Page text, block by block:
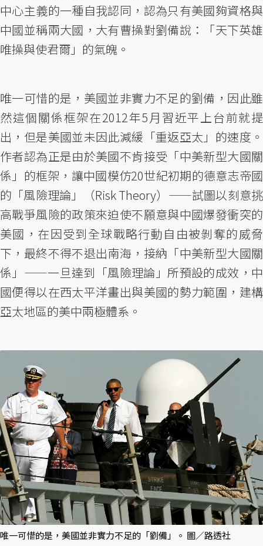
中心主義的一種自我認同，認為只有美國夠資格與
中國並稱兩大國，大有曹操對劉備說：「天下英雄
唯操與使君爾」的氣魄。
唯一可惜的是，美國並非實力不足的劉備，因此雖
然這個關係框架在2012年5月習近平上台前就提
出，但是美國並未因此減緩「重返亞太」的速度。
作者認為正是由於美國不肯接受「中美新型大國關
係」的框架，讓中國模仿20世紀初期的德意志帝國
的「風險理論」（Risk Theory）——試圖以刻意挑
高戰爭風險的政策來迫使不願意與中國爆發衝突的
美國，在因受到全球戰略行動自由被剝奪的威脅
下，最終不得不退出南海，接納「中美新型大國關
係」——一旦達到「風險理論」所預設的成效，中
國便得以在西太平洋畫出與美國的勢力範圍，建構
亞太地區的美中兩極體系。
唯一可惜的是，美國並非實力不足的「劉備」。 圖／路透社